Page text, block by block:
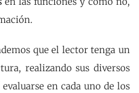
que el lector tenga un
realizando sus diversos
en cada uno de los